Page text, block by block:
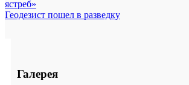
ястреб»
Геодезист пошел в разведку
Галерея